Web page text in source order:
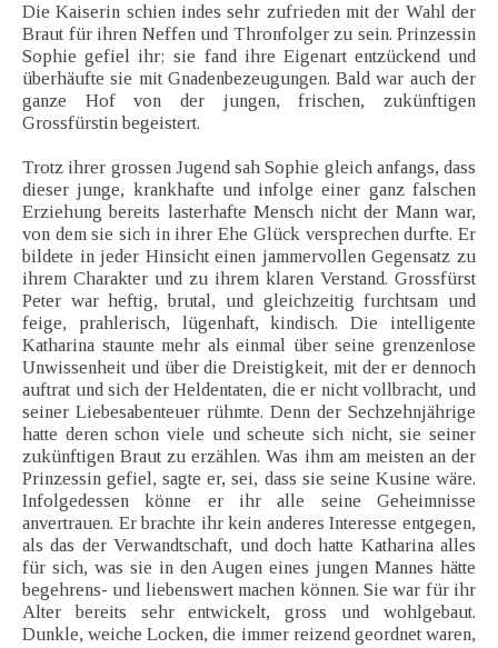
Die Kaiserin schien indes sehr zufrieden mit der Wahl der
Braut für ihren Neffen und Thronfolger zu sein. Prinzessin
Sophie gefiel ihr; sie fand ihre Eigenart entzückend und
überhäufte sie mit Gnadenbezeugungen. Bald war auch der
ganze Hof von der jungen, frischen, zukünftigen
Grossfürstin begeistert.
Trotz ihrer grossen Jugend sah Sophie gleich anfangs, dass
dieser junge, krankhafte und infolge einer ganz falschen
Erziehung bereits lasterhafte Mensch nicht der Mann war,
von dem sie sich in ihrer Ehe Glück versprechen durfte. Er
bildete in jeder Hinsicht einen jammervollen Gegensatz zu
ihrem Charakter und zu ihrem klaren Verstand. Grossfürst
Peter war heftig, brutal, und gleichzeitig furchtsam und
feige, prahlerisch, lügenhaft, kindisch. Die intelligente
Katharina staunte mehr als einmal über seine grenzenlose
Unwissenheit und über die Dreistigkeit, mit der er dennoch
auftrat und sich der Heldentaten, die er nicht vollbracht, und
seiner Liebesabenteuer rühmte. Denn der Sechzehnjährige
hatte deren schon viele und scheute sich nicht, sie seiner
zukünftigen Braut zu erzählen. Was ihm am meisten an der
Prinzessin gefiel, sagte er, sei, dass sie seine Kusine wäre.
Infolgedessen könne er ihr alle seine Geheimnisse
anvertrauen. Er brachte ihr kein anderes Interesse entgegen,
als das der Verwandtschaft, und doch hatte Katharina alles
für sich, was sie in den Augen eines jungen Mannes hätte
begehrens- und liebenswert machen können. Sie war für ihr
Alter bereits sehr entwickelt, gross und wohlgebaut.
Dunkle, weiche Locken, die immer reizend geordnet waren,